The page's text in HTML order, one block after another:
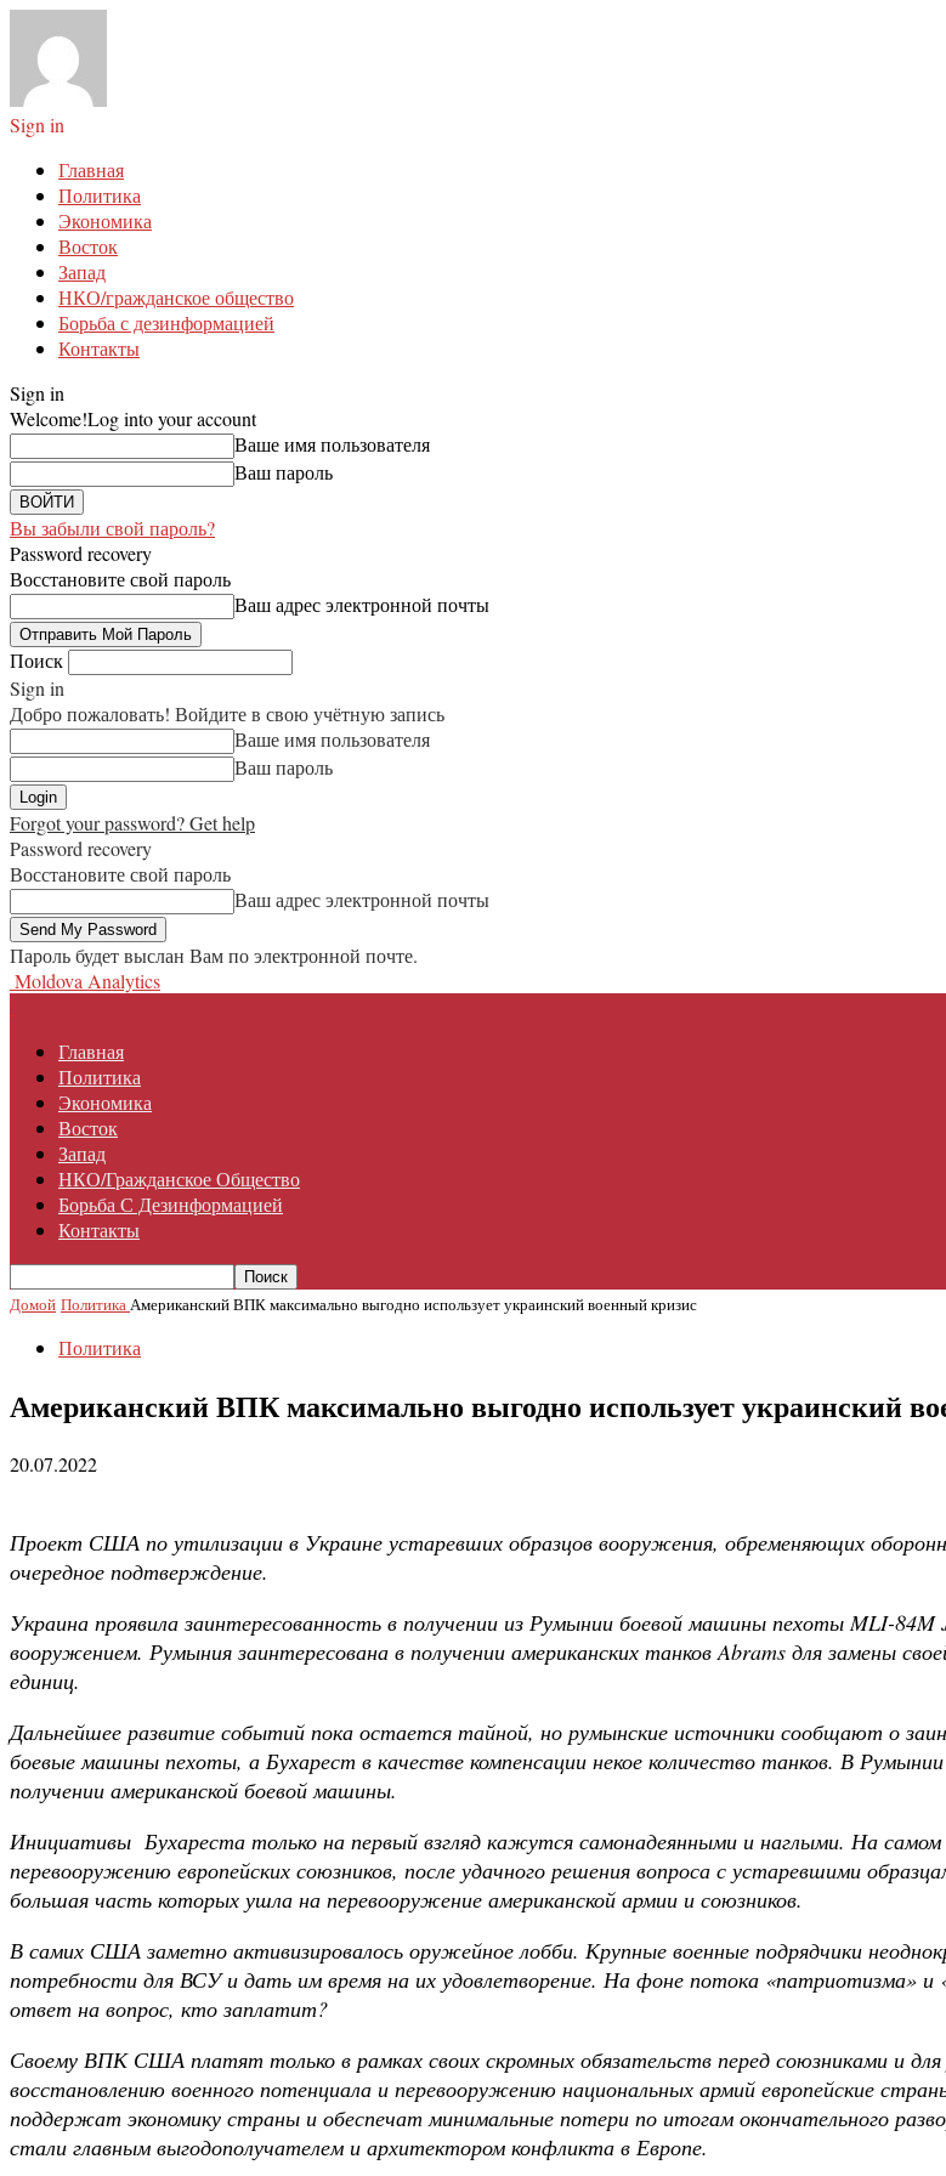
Sign in
Главная
Политика
Экономика
Восток
Запад
НКО/гражданское общество
Борьба с дезинформацией
Контакты
Sign in
Welcome!Log into your account
Ваше имя пользователя
Ваш пароль
Вы забыли свой пароль?
Password recovery
Восстановите свой пароль
Ваш адрес электронной почты
Поиск
Sign in
Добро пожаловать! Войдите в свою учётную запись
Ваше имя пользователя
Ваш пароль
Forgot your password? Get help
Password recovery
Восстановите свой пароль
Ваш адрес электронной почты
Пароль будет выслан Вам по электронной почте.
Moldova Analytics
Главная
Политика
Экономика
Восток
Запад
НКО/гражданское Общество
Борьба С Дезинформацией
Контакты
Домой ПолитикаАмериканский ВПК максимально выгодно использует украинский военный кризис
Политика
Американский ВПК максимально выгодно использует украинский
20.07.2022
Проект США по утилизации в Украине устаревших образцов вооружения, обременяющих
очередное подтверждение.
Украина проявила заинтересованность в получении из Румынии боевой машины пехоты MLI-
вооружением. Румыния заинтересована в получении американских танков Abrams для замены
единиц.
Дальнейшее развитие событий пока остается тайной, но румынские источники сообщают о
боевые машины пехоты, а Бухарест в качестве компенсации некое количество танков. В
получении американской боевой машины.
Инициативы Бухареста только на первый взгляд кажутся самонадеянными и наглыми. На
перевооружению европейских союзников, после удачного решения вопроса с устаревшими
большая часть которых ушла на перевооружение американской армии и союзников.
В самих США заметно активизировалось оружейное лобби. Крупные военные подрядчики
потребности для ВСУ и дать им время на их удовлетворение. На фоне потока «патриотизма»
ответ на вопрос, кто заплатит?
Своему ВПК США платят только в рамках своих скромных обязательств перед союзниками и для
восстановлению военного потенциала и перевооружению национальных армий европейские
поддержат экономику страны и обеспечат минимальные потери по итогам окончательного
стали главным выгодополучателем и архитектором конфликта в Европе.